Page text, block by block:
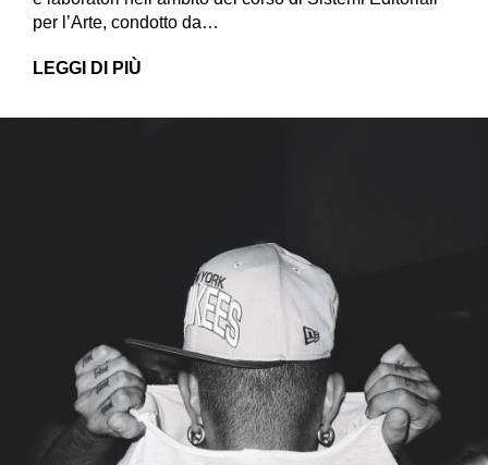
per l’Arte, condotto da…
LEGGI DI PIÙ